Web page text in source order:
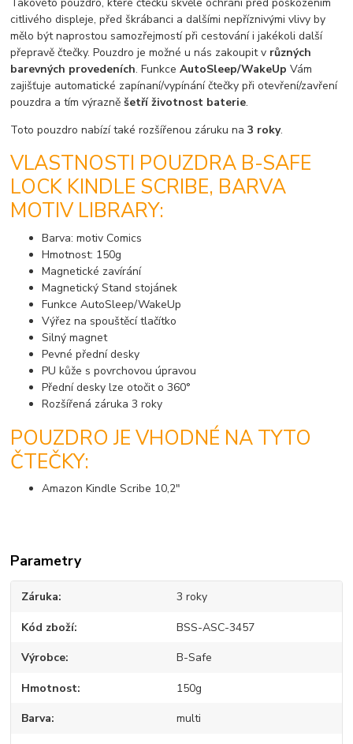
citlivého displeje, před škrábanci a dalšími nepříznivými vlivy by
mělo být naprostou samozřejmostí při cestování i jakékoli další
přepravě čtečky. Pouzdro je možné u nás zakoupit v různých
barevných provedeních. FunkceAutoSleep/WakeUp Vám
zajišťuje automatické zapínaní/vypínání čtečky při otevření/zavření
pouzdra a tím výrazněšetří životnost baterie.
Toto pouzdro nabízí také rozšířenou záruku na3 roky.
VLASTNOSTI POUZDRA B-SAFE
LOCK KINDLE SCRIBE, BARVA
MOTIV LIBRARY:
Barva: motiv Comics
Hmotnost: 150g
Magnetické zavírání
Magnetický Stand stojánek
Funkce AutoSleep/WakeUp
Výřez na spouštěcí tlačítko
Silný magnet
Pevné přední desky
PU kůže s povrchovou úpravou
Přední desky lze otočit o 360°
Rozšířená záruka 3 roky
POUZDRO JE VHODNÉ NA TYTO
ČTEČKY:
Amazon Kindle Scribe 10,2"
Parametry
Záruka 3 roky
Kód zboží BSS-ASC-3457
Výrobce B-Safe
Hmotnost 150g
Barva multi